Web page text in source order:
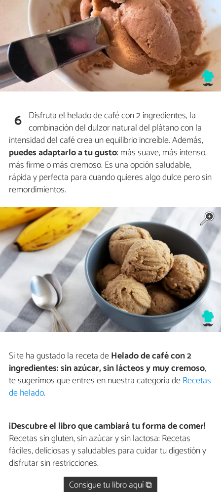
6 Disfruta el helado de café con 2 ingredientes, la
combinación del dulzor natural del plátano con la
intensidad del café crea un equilibrio increíble. Además,
puedes adaptarlo a tu gusto: más suave, más intenso,
más firme o más cremoso. Es una opción saludable,
rápida y perfecta para cuando quieres algo dulce pero sin
remordimientos.
Si te ha gustado la receta deHelado de café con 2
ingredientes: sin azúcar, sin lácteos y muy cremoso,
te sugerimos que entres en nuestra categoría deRecetas
de helado.
¡Descubre el libro que cambiará tu forma de comer!
Recetas sin gluten, sin azúcar y sin lactosa: Recetas
fáciles, deliciosas y saludables para cuidar tu digestión y
disfrutar sin restricciones.
Consigue tu libro aquí ⧉